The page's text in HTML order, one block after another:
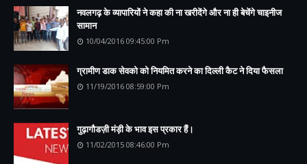
नवलगढ़ के व्यापारियों ने कहा की ना खरीदेंगे और ना ही बेचेंगे चाइनीज
सामान
10/04/2016 09:45:00 Pm
ग्रामीण डाक सेवको को नियमित करने का दिल्ली कैट ने दिया फैसला
11/19/2016 08:59:00 Pm
गुढ़ागौडज़ी मंड़ी के भाव इस प्रकार हैं।
11/02/2015 08:46:00 Pm